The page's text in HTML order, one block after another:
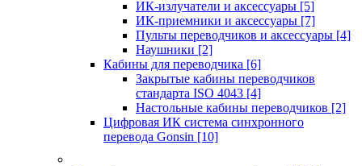
ИК-излучатели и аксессуары [5]
ИК-приемники и аксессуары [7]
Пульты переводчиков и аксессуары [4]
Наушники [2]
Кабины для переводчика [6]
Закрытые кабины переводчиков
стандарта ISO 4043 [4]
Настольные кабины переводчиков [2]
Цифровая ИК система синхронного
перевода Gonsin [10]